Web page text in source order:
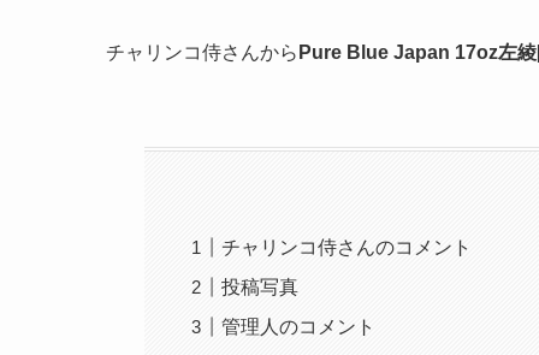
チャリンコ侍さんから Pure Blue Japan 17oz左
チャリンコ侍さんのコメント
投稿写真
管理人のコメント